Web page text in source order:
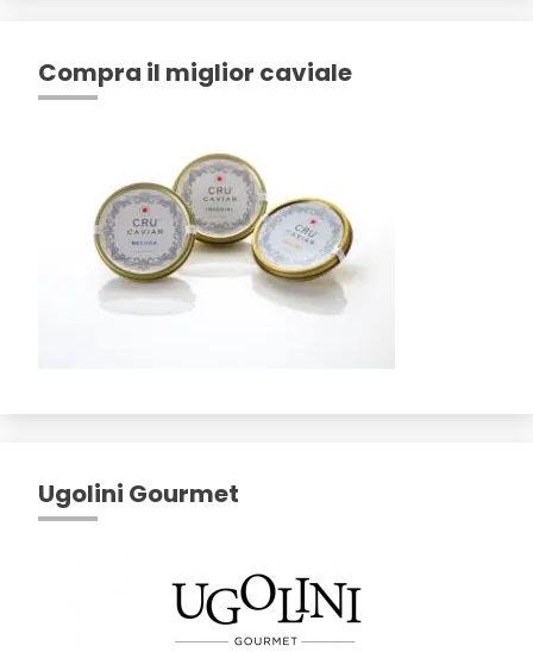
Compra il miglior caviale
Ugolini Gourmet